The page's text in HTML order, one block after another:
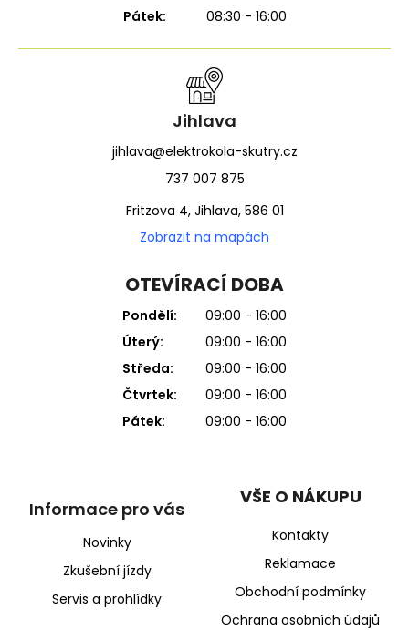
Pátek:
08:30 - 16:00
Jihlava
jihlava@elektrokola-skutry.cz
737 007 875
Fritzova 4, Jihlava, 586 01
Zobrazit na mapách
OTEVÍRACÍ DOBA
Pondělí:
09:00 - 16:00
Úterý:
09:00 - 16:00
Středa:
09:00 - 16:00
Čtvrtek:
09:00 - 16:00
Pátek:
09:00 - 16:00
Informace pro vás
Novinky
Zkušební jízdy
Servis a prohlídky
VŠE O NÁKUPU
Kontakty
Reklamace
Obchodní podmínky
Ochrana osobních údajů